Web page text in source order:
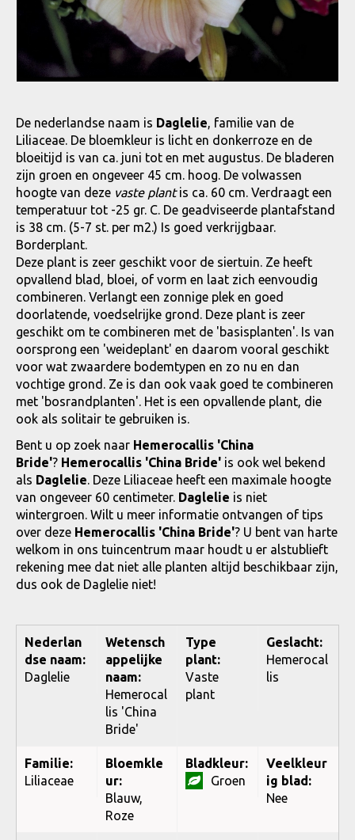
De nederlandse naam is Daglelie , familie van de
Liliaceae. De bloemkleur is licht en donkerroze en de
bloeitijd is van ca. juni tot en met augustus. De bladeren
zijn groen en ongeveer 45 cm. hoog. De volwassen
hoogte van deze vaste plantis ca. 60 cm. Verdraagt een
temperatuur tot -25 gr. C. De geadviseerde plantafstand
is 38 cm. (5-7 st. per m2.) Is goed verkrijgbaar.
Borderplant.
Deze plant is zeer geschikt voor de siertuin. Ze heeft
opvallend blad, bloei, of vorm en laat zich eenvoudig
combineren. Verlangt een zonnige plek en goed
doorlatende, voedselrijke grond. Deze plant is zeer
geschikt om te combineren met de 'basisplanten'. Is van
oorsprong een 'weideplant' en daarom vooral geschikt
voor wat zwaardere bodemtypen en zo nu en dan
vochtige grond. Ze is dan ook vaak goed te combineren
met 'bosrandplanten'. Het is een opvallende plant, die
ook als solitair te gebruiken is.
Bent u op zoek naar Hemerocallis 'China
Bride'? Hemerocallis 'China Bride' is ook wel bekend
als Daglelie . Deze Liliaceae heeft een maximale hoogte
van ongeveer 60 centimeter. Daglelie is niet
wintergroen. Wilt u meer informatie ontvangen of tips
over deze Hemerocallis 'China Bride'? U bent van harte
welkom in ons tuincentrum maar houdt u er alstublieft
rekening mee dat niet alle planten altijd beschikbaar zijn,
dus ook de Daglelie niet!
Nederlan
dse naam:
Daglelie
Wetensch
appelijke
naam:
Hemerocal
lis 'China
Bride'
Type
plant:
Vaste
plant
Geslacht:
Hemerocal
lis
Familie:
Liliaceae
Bloemkle
ur:
Blauw,
Roze
Bladkleur:
Groen
Veelkleur
ig blad:
Nee